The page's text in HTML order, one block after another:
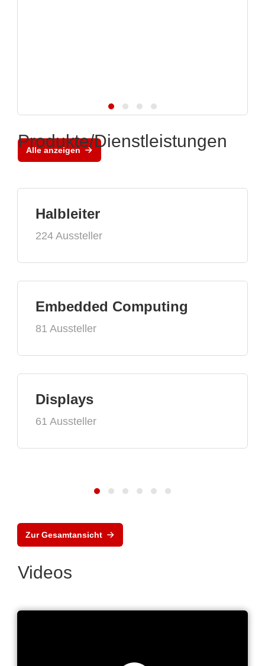
Alle anzeigen
Produkte/Dienstleistungen
Halbleiter
224 Aussteller
Embedded Computing
81 Aussteller
Displays
61 Aussteller
Zur Gesamtansicht
Videos